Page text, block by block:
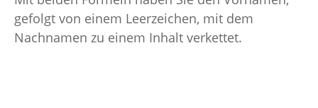
gefolgt von einem Leerzeichen, mit dem
Nachnamen zu einem Inhalt verkettet.